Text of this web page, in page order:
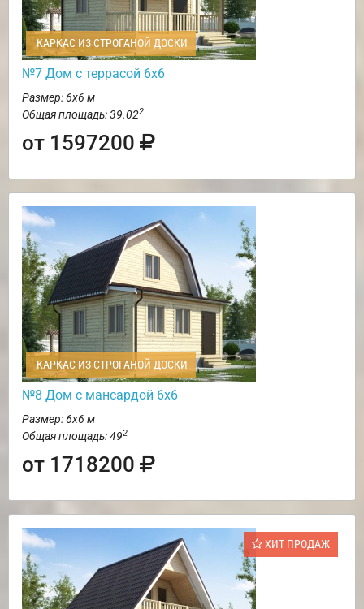
КАРКАС ИЗ СТРОГАНОЙ ДОСКИ
№7 Дом с террасой 6х6
Размер: 6х6 м
Общая площадь: 39.022
от 1597200
КАРКАС ИЗ СТРОГАНОЙ ДОСКИ
№8 Дом с мансардой 6х6
Размер: 6х6 м
Общая площадь: 492
от 1718200
ХИТ ПРОДАЖ